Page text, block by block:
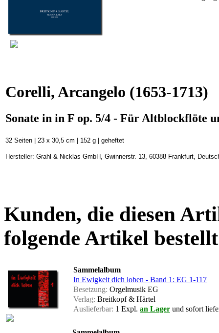
Corelli, Arcangelo (1653-1713)
Sonate in in F op. 5/4 - Für Altblockflöte
32 Seiten | 23 x 30,5 cm | 152 g | geheftet
Hersteller: Grahl & Nicklas GmbH, Gwinnerstr. 13, 60388 Frankfurt,
Kunden, die diesen
folgende Artikel
Sammelalbum
In Ewigkeit dich loben - Band 1: EG 1-117
Besetzung: Orgelmusik EG
Verlag: Breitkopf & Härtel
Auslieferbar: 1 Expl. an Lager und sofort